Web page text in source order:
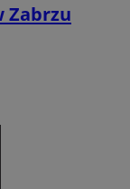
Zabrzu